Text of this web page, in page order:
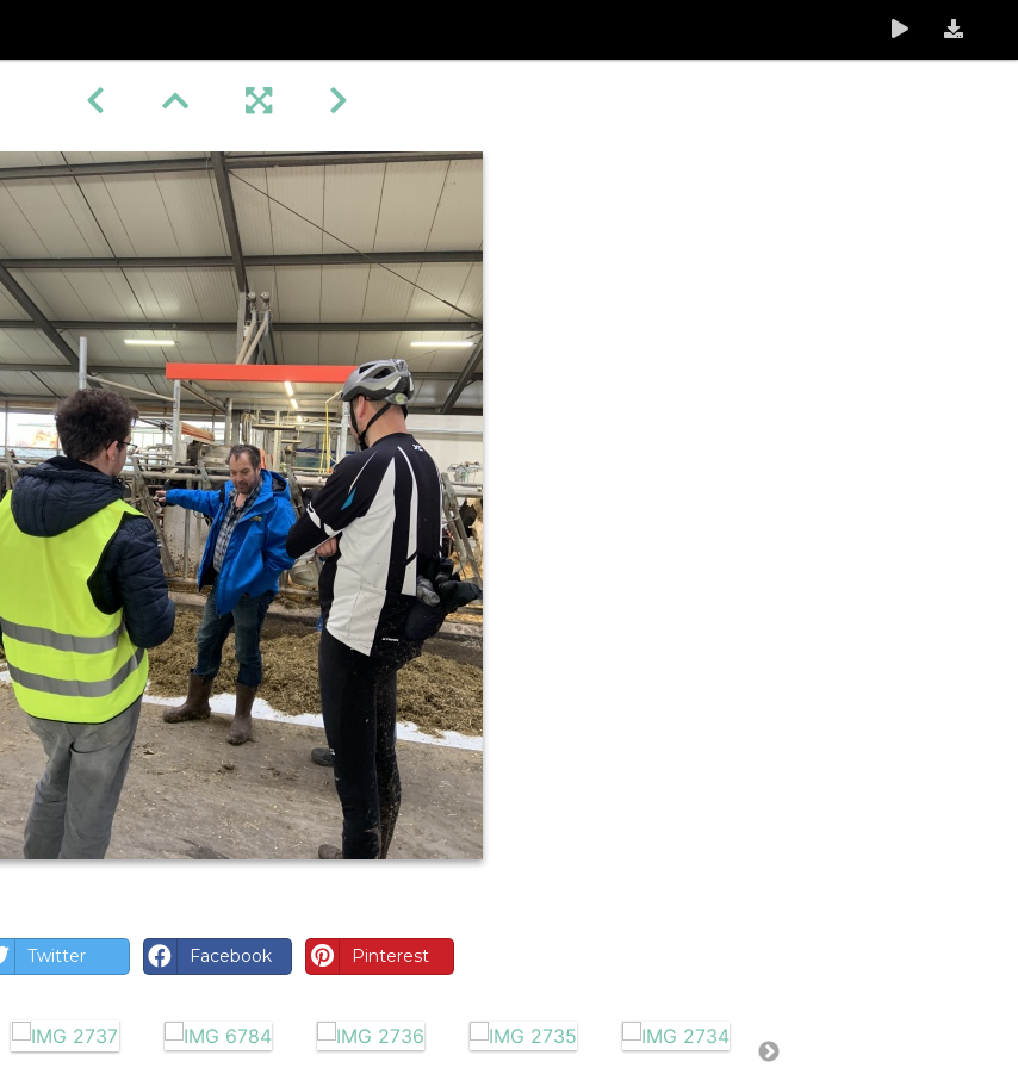
Twitter Facebook Pinterest